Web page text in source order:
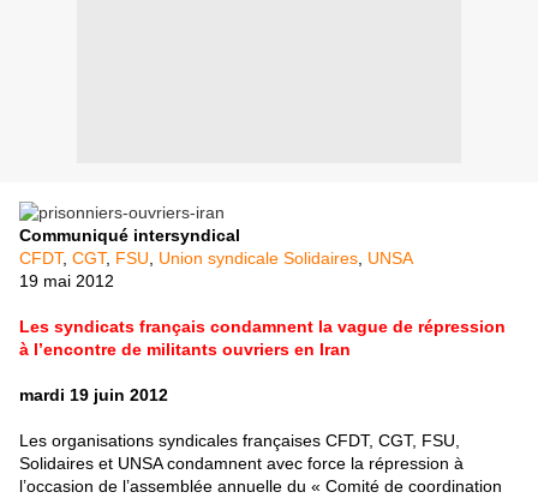
Communiqué intersyndical
CFDT, CGT, FSU Union syndicale Solidaires UNSA
19 mai 2012
Les syndicats français condamnent la vague de répression
à l’encontre de militants ouvriers en Iran
mardi 19 juin 2012
Les organisations syndicales françaises CFDT, CGT, FSU,
Solidaires et UNSA condamnent avec force la répression à
l’occasion de l’assemblée annuelle du « Comité de coordination